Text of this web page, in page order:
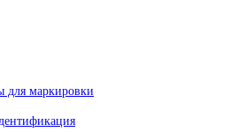
маркировки